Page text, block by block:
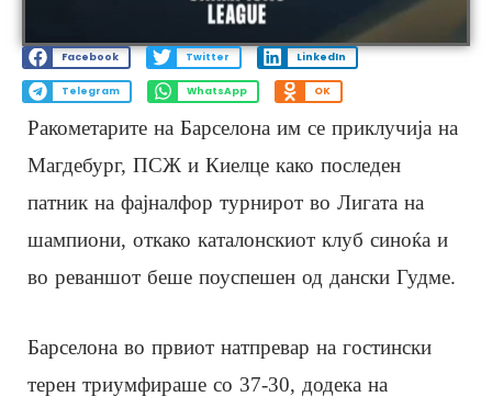
Facebook Twitter LinkedIn
Telegram WhatsApp OK
Ракометарите на Барселона им се приклучија на
Магдебург, ПСЖ и Киелце како последен
патник на фајналфор турнирот во Лигата на
шампиони, откако каталонскиот клуб синоќа и
во реваншот беше поуспешен од дански Гудме.
Барселона во првиот натпревар на гостински
терен триумфираше со 37-30, додека на